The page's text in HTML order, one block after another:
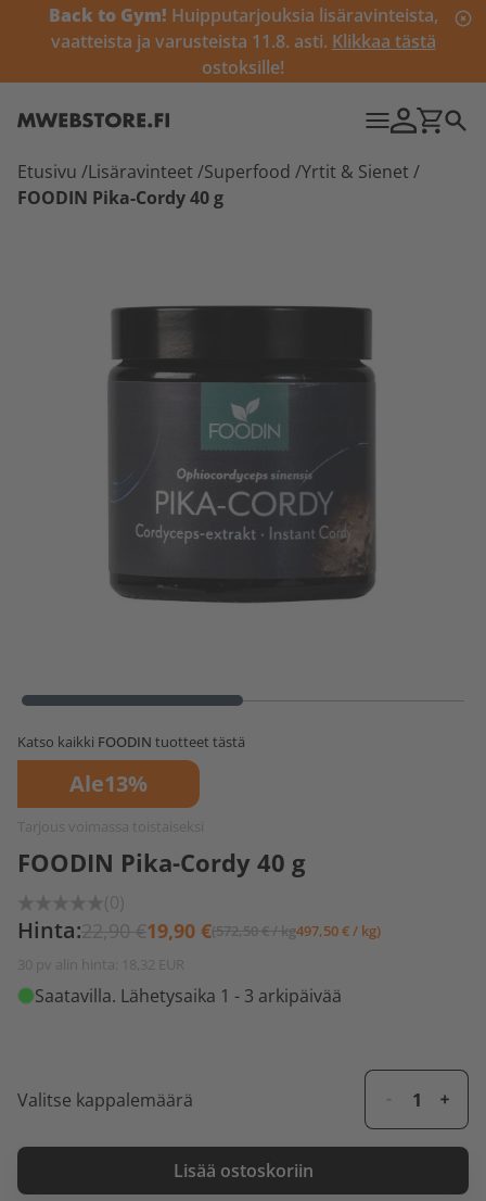
Back to Gym! Huipputarjouksia lisäravinteista,
vaatteista ja varusteista 11.8. asti. Klikkaa tästä
ostoksille!
Etusivu /Lisäravinteet /Superfood /Yrtit & Sienet /
FOODIN Pika-Cordy 40 g
Katso kaikki FOODIN tuotteet tästä
Ale13%
Tarjous voimassa toistaiseksi
FOODIN Pika-Cordy 40 g
(0)
Hinta:22,90 €19,90 €(572,50 € / kg497,50 € / kg)
30 pv alin hinta: 18,32 EUR
Saatavilla. Lähetysaika 1 - 3 arkipäivää
Valitse kappalemäärä
Lisää ostoskoriin